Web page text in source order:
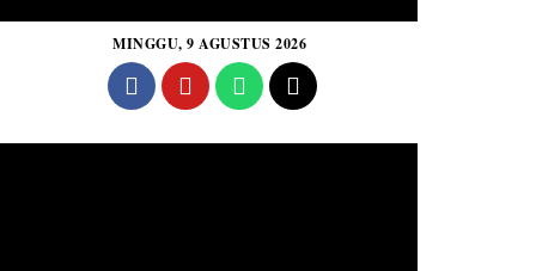
MINGGU, 9 AGUSTUS 2026